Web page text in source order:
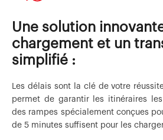
Une solution
chargement et un
simplifié :
Les délais sont la clé de votre
permet de garantir les itinéraires
des rampes spécialement conçues
de 5 minutes suffisent pour les